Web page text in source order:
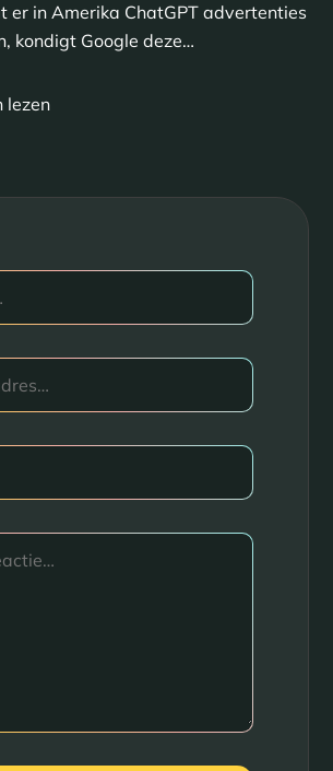
er in Amerika ChatGPT advertenties
kondigt Google deze…
lezen